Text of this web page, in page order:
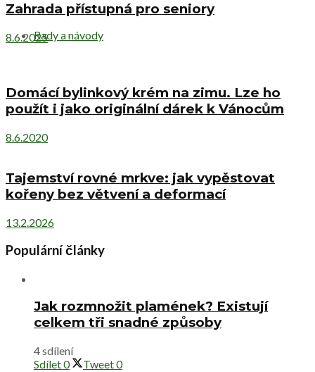
Rady a návody
Zahrada přístupná pro seniory
8.6.2025
Domácí bylinkový krém na zimu. Lze ho
použít i jako originální dárek k Vánocům
8.6.2020
Tajemství rovné mrkve: jak vypěstovat
kořeny bez větvení a deformací
13.2.2026
Populární články
Jak rozmnožit plamének? Existují
celkem tři snadné způsoby
4 sdílení
Sdílet0 Tweet0